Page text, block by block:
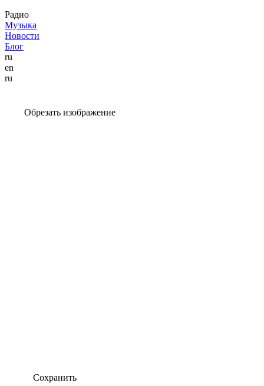
Радио
Музыка
Новости
Блог
ru
en
ru
Обрезать изображение
Сохранить